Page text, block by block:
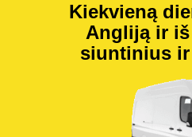
Kiekvieną
Angliją ir
siuntinius